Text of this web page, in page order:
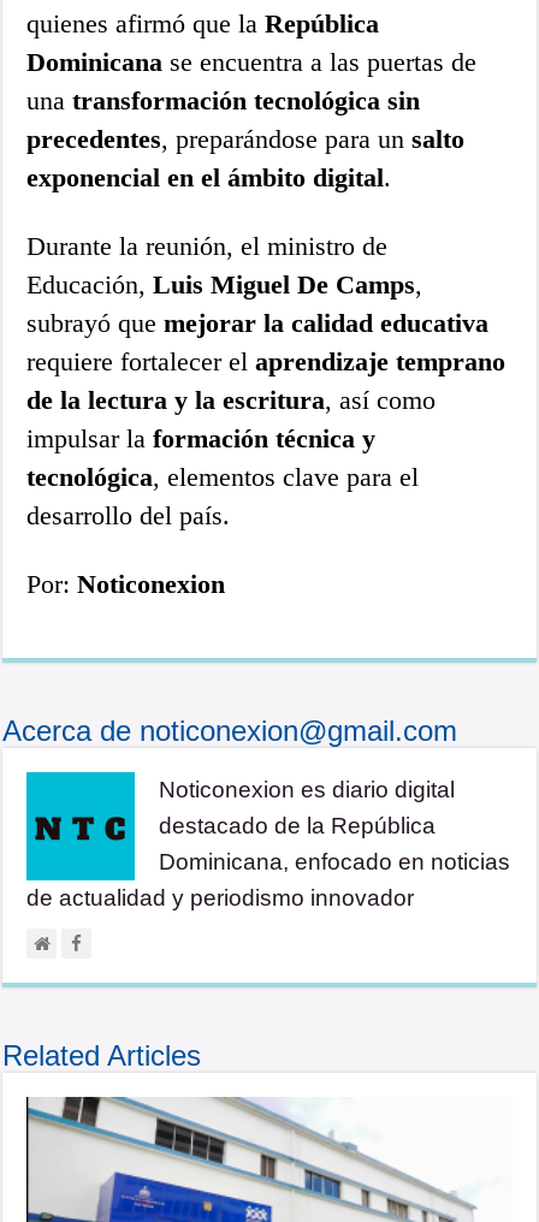
quienes afirmó que laRepública
Dominicana se encuentra a las puertas de
unatransformación tecnológica sin
precedentes, preparándose para unsalto
exponencial en el ámbito digital.
Durante la reunión, el ministro de
Educación,Luis Miguel De Camps,
subrayó quemejorar la calidad educativa
requiere fortalecer elaprendizaje temprano
de la lectura y la escritura, así como
impulsar laformación técnica y
tecnológica, elementos clave para el
desarrollo del país.
Por:Noticonexion
Acerca de noticonexion@gmail.com
Noticonexion es diario digital
destacado de la República
Dominicana, enfocado en noticias
de actualidad y periodismo innovador
Related Articles